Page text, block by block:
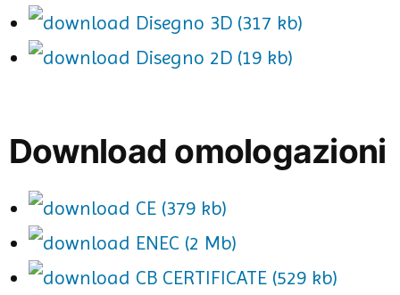
Disegno 3D (317 kb)
Disegno 2D (19 kb)
Download omologazioni
CE (379 kb)
ENEC (2 Mb)
CB CERTIFICATE (529 kb)